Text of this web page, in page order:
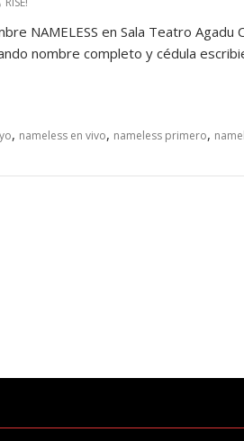
NAMELESS en Sala Teatro
nombre completo y cédula
, nameless en vivo, nameless primero,